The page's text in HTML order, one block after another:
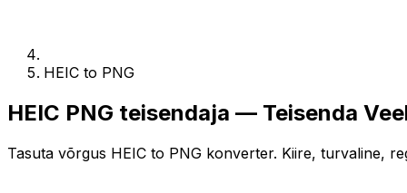
HEIC to PNG
HEIC PNG teisendaja — Teisenda
Tasuta võrgus HEIC to PNG konverter. Kiire, turvaline,